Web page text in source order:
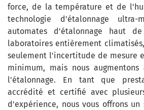
force, de la température et de
technologie d'étalonnage ultra-
automates d'étalonnage haut
laboratoires entièrement
seulement l'incertitude de mesure
minimum, mais nous
l'étalonnage. En tant que
accrédité et certifié avec
d'expérience, nous vous offrons